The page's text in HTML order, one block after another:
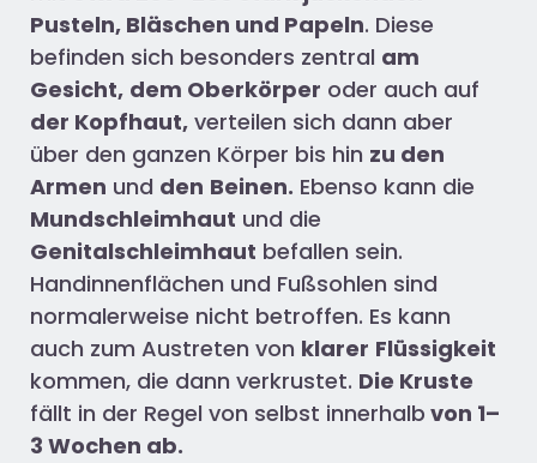
Pusteln, Bläschen und Papeln. Diese
befinden sich besonders zentral am
Gesicht, dem Oberkörper oder auch auf
der Kopfhaut, verteilen sich dann aber
über den ganzen Körper bis hin zu den
Armen und den Beinen. Ebenso kann die
Mundschleimhaut und die
Genitalschleimhaut befallen sein.
Handinnenflächen und Fußsohlen sind
normalerweise nicht betroffen. Es kann
auch zum Austreten von klarer Flüssigkeit
kommen, die dann verkrustet. Die Kruste
fällt in der Regel von selbst innerhalb von 1–
3 Wochen ab.